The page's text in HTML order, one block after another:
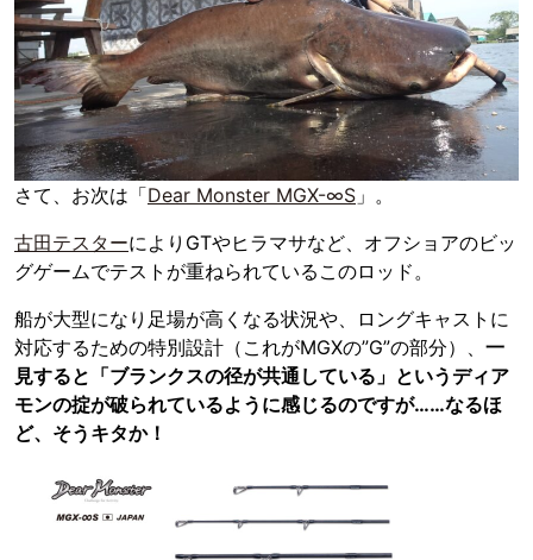
さて、お次は「Dear Monster MGX-∞S 」。
古田テスターによりGTやヒラマサなど、オフショアのビッ
グゲームでテストが重ねられているこのロッド。
船が大型になり足場が高くなる状況や、ロングキャストに
対応するための特別設計（これがMGXの”G”の部分）、 一
見すると「ブランクスの径が共通している」というディア
モンの掟が破られているように感じるのですが……なるほ
ど、そうキタか！